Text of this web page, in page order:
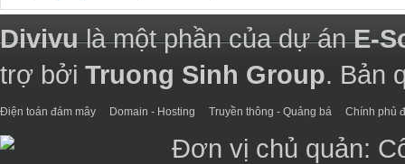
Divivulà một phần của dự ánE-
trợ bởi Truong Sinh Group. Bản
Điện toán đám mây Domain - Hosting Truyền thông - Quảng bá Chính phủ
Đơn vị chủ quản: